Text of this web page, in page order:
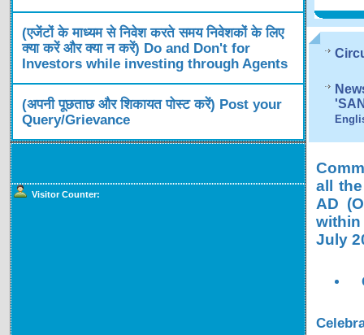
(एजेंटों के माध्यम से निवेश करते समय निवेशकों के लिए
क्या करें और क्या न करें) Do and Don't for
Investors while investing through Agents
(अपनी पूछताछ और शिकायत पोस्ट करें) Post your
Query/Grievance
Visitor Counter:
all
AD
July